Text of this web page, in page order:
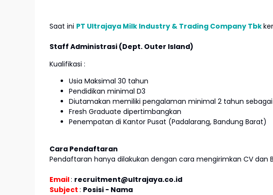
Saat ini PT Ultrajaya Milk Industry & Trading Company Tbk
Staff Administrasi (Dept. Outer Island)
Kualifikasi :
Usia Maksimal 30 tahun
Pendidikan minimal D3
Diutamakan memiliki pengalaman minimal 2 tahun
Fresh Graduate dipertimbangkan
Penempatan di Kantor Pusat (Padalarang, Bandung Barat)
Cara Pendaftaran
Pendaftaran hanya dilakukan dengan cara mengirimkan CV dan
Email: recruitment@ultrajaya.co.id
Subject : Posisi - Nama